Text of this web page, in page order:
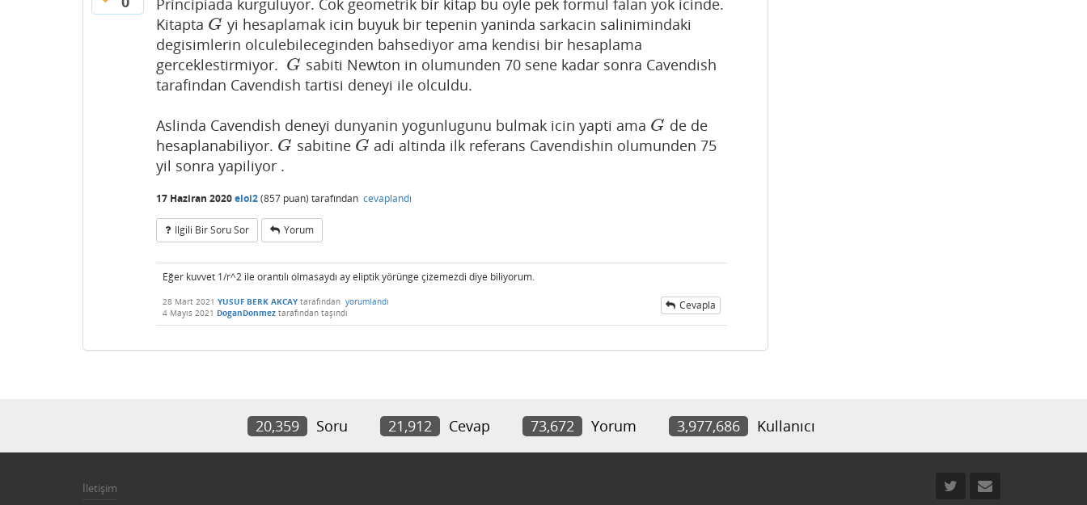
Principiada kurguluyor. Cok geometrik bir kitap bu oyle pek formul falan yok icinde.
Kitapta G
G yi hesaplamak icin buyuk bir tepenin yaninda sarkacin salinimindaki
degisimlerin olculebileceginden bahsediyor ama kendisi bir hesaplama
gerceklestirmiyor. G
G sabiti Newton in olumunden 70 sene kadar sonra Cavendish
tarafindan Cavendish tartisi deneyi ile olculdu.
Aslinda Cavendish deneyi dunyanin yogunlugunu bulmak icin yapti ama G
G de de
hesaplanabiliyor. G
G sabitine G
G adi altinda ilk referans Cavendishin olumunden 75
yil sonra yapiliyor .
17 Haziran 2020eloi2(857 puan) tarafından cevaplandı
Ilgili Bir Soru Sor Yorum
Eğer kuvvet 1/r^2 ile orantılı olmasaydı ay eliptik yörünge çizemezdi diye biliyorum.
28 Mart 2021 YUSUF BERK AKCAY tarafından yorumlandı
4 Mayıs 2021 DoganDonmez tarafından taşındı
Cevapla
20,359 Soru 21,912 Cevap 73,672 Yorum 3,977,686 Kullanıcı
İletişim